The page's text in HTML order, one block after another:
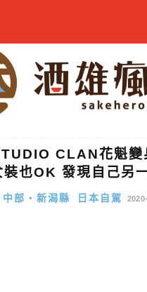
CLAN花魁變
裝也OK 發現自己另
中部・新潟縣 日本自駕